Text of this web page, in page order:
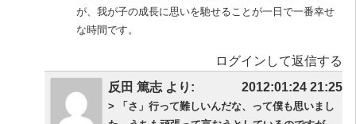
が、我が子の成長に思いを馳せることが一日で一番幸せ
な時間です。
ログインして返信する
反田 篤志 より:
2012:01:24 21:25
> 「さ」行って難しいんだな、って僕も思いまし